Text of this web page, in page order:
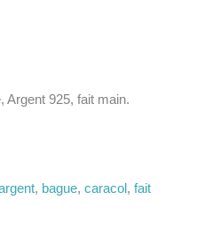
Argent 925, fait main.
, bague, caracol, fait